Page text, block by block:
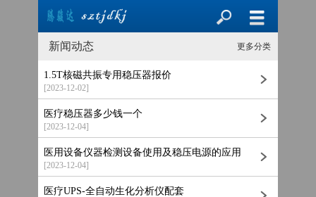
更多分类
新闻动态
1.5T核磁共振专用稳压器报价
[2023-12-02]
医疗稳压器多少钱一个
[2023-12-04]
医用设备仪器检测设备使用及稳压电源的应用
[2023-12-04]
医疗UPS-全自动生化分析仪配套